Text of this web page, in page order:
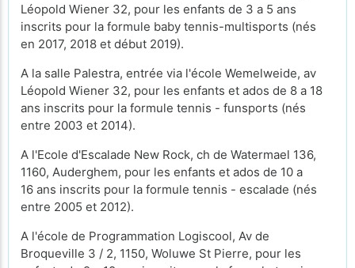
Léopold Wiener 32, pour les enfants de 3 a 5 ans
inscrits pour la formule baby tennis-multisports (nés
en 2017, 2018 et début 2019).
A la salle Palestra, entrée via l'école Wemelweide, av
Léopold Wiener 32, pour les enfants et ados de 8 a 18
ans inscrits pour la formule tennis - funsports (nés
entre 2003 et 2014).
A l'Ecole d'Escalade New Rock, ch de Watermael 136,
1160, Auderghem, pour les enfants et ados de 10 a
16 ans inscrits pour la formule tennis - escalade (nés
entre 2005 et 2012).
A l'école de Programmation Logiscool, Av de
Broqueville 3 / 2, 1150, Woluwe St Pierre, pour les